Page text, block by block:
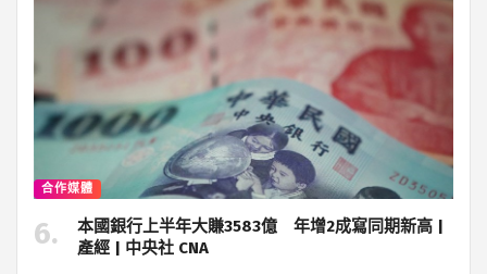
合作媒體
本國銀行上半年大賺3583億 年增2成寫同期新高 |
產經 | 中央社 CNA